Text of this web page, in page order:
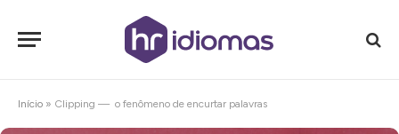
Início » Clipping — o fenômeno de encurtar palavras